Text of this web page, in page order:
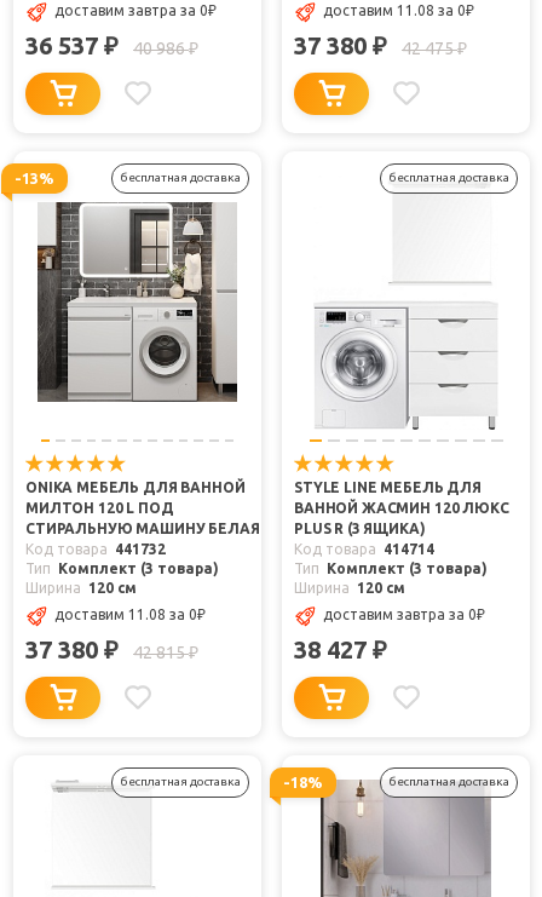
доставим завтра за 0₽
36 537 ₽ 40 986₽
доставим 11.08 за 0₽
37 380 ₽ 42 475₽
-13% бесплатная доставка
ONIKA МЕБЕЛЬ ДЛЯ ВАННОЙ
МИЛТОН 120 L ПОД
СТИРАЛЬНУЮ МАШИНУ БЕЛАЯ
Код товара
441732
Тип
Комплект (3 товара)
Ширина
120 см
доставим 11.08 за 0₽
37 380 ₽ 42 815₽
бесплатная доставка
STYLE LINE МЕБЕЛЬ ДЛЯ
ВАННОЙ ЖАСМИН 120 ЛЮКС
PLUS R (3 ЯЩИКА)
Код товара
414714
Тип
Комплект (3 товара)
Ширина
120 см
доставим завтра за 0₽
38 427 ₽
бесплатная доставка -18% бесплатная доставка